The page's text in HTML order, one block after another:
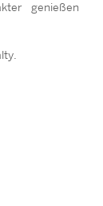
genießen